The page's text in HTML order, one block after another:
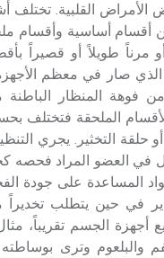
القلبية. تختلف
أقسام أساسية وأقسام
مرناً طويلاً أو قصيراً
الذي صار في معظم
فوهة المنظار
الملحقة فتختلف
حلقة التخثير. يجري
في العضو المراد فحصه
المساعدة على جودة
في حين يتطلب
أجهزة الجسم تقريباً،
والبلعوم وترى